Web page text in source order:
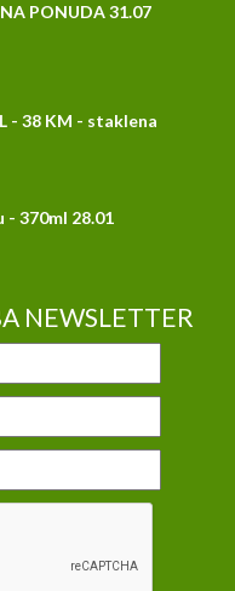
PONUDA 31.07
- 38 KM - staklena
- 370ml 28.01
NEWSLETTER